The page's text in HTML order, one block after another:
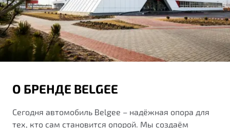
от 1 699 990 ₽*
Обзор В наличии
X70
Подробно
Тест-драйв
Спецпредложения
Будьте еще более уверены на дорогах с программой
Преимущества программы
О БРЕНДЕ BELGEE
Сегодня автомобиль Belgee – надёжная опора для
тех, кто сам становится опорой. Мы создаём